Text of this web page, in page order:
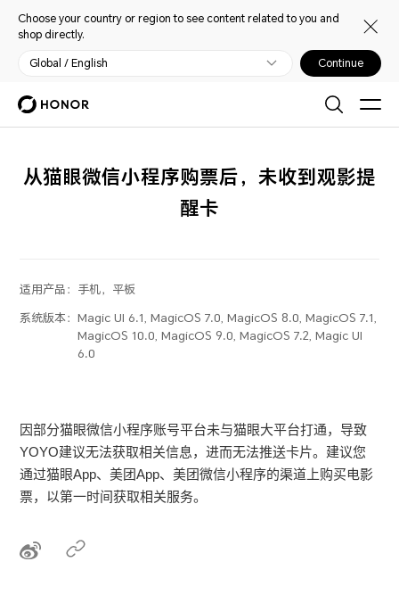
Choose your country or region to see content related to you and
shop directly.
Global / English Continue
从猫眼微信小程序购票后，未收到观影提
醒卡
适用产品： 手机，平板
系统版本：Magic UI 6.1, MagicOS 7.0, MagicOS 8.0, MagicOS 7.1,
MagicOS 10.0, MagicOS 9.0, MagicOS 7.2, Magic UI
6.0
因部分猫眼微信小程序账号平台未与猫眼大平台打通，导致
YOYO建议无法获取相关信息，进而无法推送卡片。建议您
通过猫眼App、美团App、美团微信小程序的渠道上购买电影
票，以第一时间获取相关服务。